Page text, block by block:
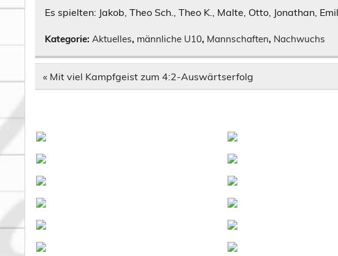
Es spielten: Jakob, Theo Sch., Theo K., Malte, Otto, Jonathan,
Kategorie: Aktuelles, männliche U10, Mannschaften, Nachwuchs
Beitragsnavigation
« Mit viel Kampfgeist zum 4:2-Auswärtserfolg